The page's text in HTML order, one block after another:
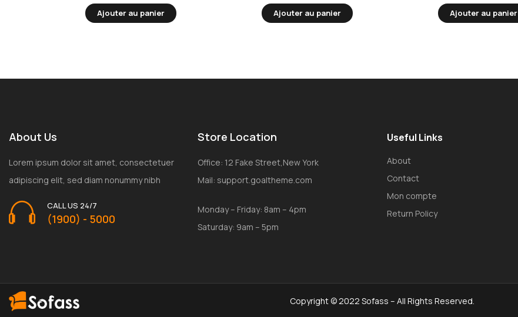
Ajouter au panier Ajouter au panier Ajouter au panier
About Us
Lorem ipsum dolor sit amet, consectetuer
adipiscing elit, sed diam nonummy nibh
CALL US 24/7
(1900) - 5000
Store Location
Office: 12 Fake Street,New York
Mail: support.goaltheme.com
Monday – Friday: 8am – 4pm
Saturday: 9am – 5pm
Useful Links
About
Contact
Mon compte
Return Policy
Copyright © 2022 Sofass – All Rights Reserved.